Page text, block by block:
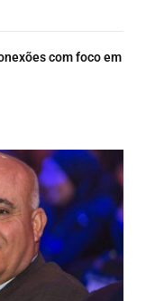
com foco em